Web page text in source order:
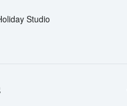
Studio